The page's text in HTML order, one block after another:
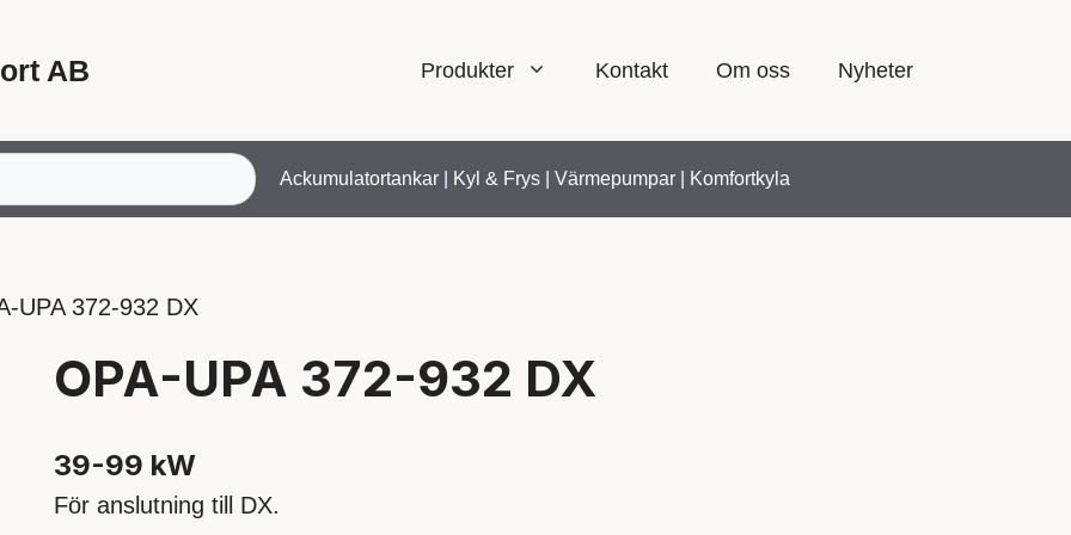
AB Produkter Kontakt Om oss Nyheter
Ackumulatortankar Kyl & Frys Värmepumpar Komfortkyla
UPA 372-932 DX
OPA-UPA 372-932 DX
39-99 kW
För anslutning till DX.